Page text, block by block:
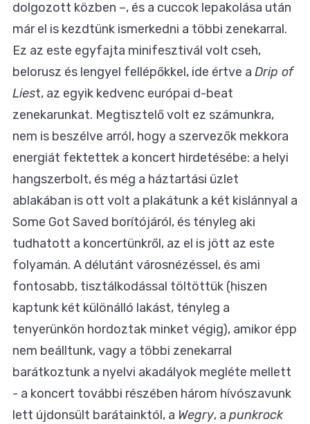
dolgozott közben –, és a cuccok lepakolása után
már el is kezdtünk ismerkedni a többi zenekarral.
Ez az este egyfajta minifesztivál volt cseh,
belorusz és lengyel fellépőkkel, ide értve a Drip of
Liest, az egyik kedvenc európai d-beat
zenekarunkat. Megtisztelő volt ez számunkra,
nem is beszélve arról, hogy a szervezők mekkora
energiát fektettek a koncert hirdetésébe: a helyi
hangszerbolt, és még a háztartási üzlet
ablakában is ott volt a plakátunk a két kislánnyal a
Some Got Saved borítójáról, és tényleg aki
tudhatott a koncertünkről, az el is jött az este
folyamán. A délutánt városnézéssel, és ami
fontosabb, tisztálkodással töltöttük (hiszen
kaptunk két különálló lakást, tényleg a
tenyerünkön hordoztak minket végig), amikor épp
nem beálltunk, vagy a többi zenekarral
barátkoztunk a nyelvi akadályok megléte mellett
- a koncert további részében három hívószavunk
lett újdonsült barátainktól, a Wegry, a punkrock